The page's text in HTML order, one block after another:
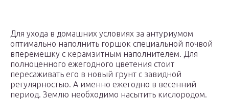
Для ухода в домашних условиях за антуриумом
оптимально наполнить горшок специальной почвой
вперемешку с керамзитным наполнителем. Для
полноценного ежегодного цветения стоит
пересаживать его в новый грунт с завидной
регулярностью. А именно ежегодно в весенний
период. Землю необходимо насытить кислородом.